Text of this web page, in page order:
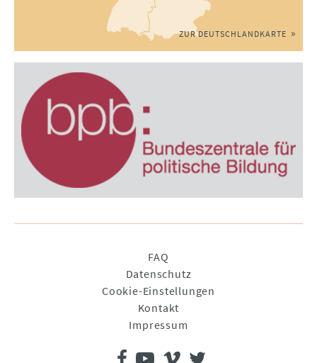
ZUR DEUTSCHLANDKARTE
FAQ
Datenschutz
Cookie-Einstellungen
Kontakt
Impressum